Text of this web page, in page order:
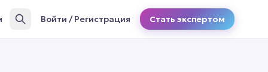
Войти / Регистрация Стать экспертом